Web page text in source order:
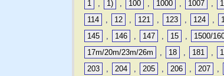
1
, 1) , 100 , 1000 , 1007 ,
114
, 12 , 121 , 123 , 124 ,
145
, 146 , 147 , 15 , 1500/
17m/20m/23m/26m
, 18 , 181 ,
203
, 204 , 205 , 206 , 207 ,